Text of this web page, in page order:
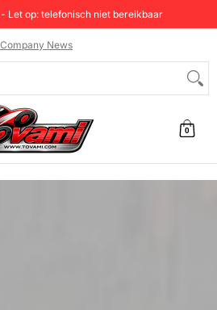
Let op: telefonisch niet bereikbaar
Testen en prijzen
Company News
0